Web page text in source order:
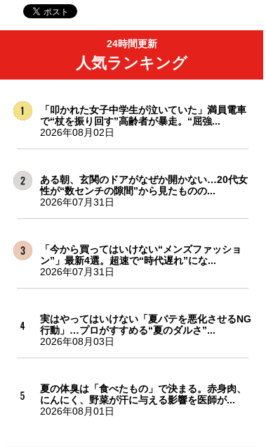
24時間更新
人気ランキング
「叩かれた女子中学生が泣いていた」満員電車
で“杖を振り回す”高齢者が暴走。“屈強...
2026年08月02日
ある朝、玄関のドアがなぜか開かない…20代女
性が“数センチの隙間”から見たものの...
2026年07月31日
「今から買ってはいけない“メンズファッショ
ン”」最新4選。超速で“時代遅れ”にな...
2026年07月31日
実はやってはいけない「夏バテを悪化させるNG
行動」…プロがすすめる“夏のダルさ”...
2026年08月03日
夏の体臭は「食べたもの」で決まる。赤身肉、
にんにく、野菜が汗に与える影響を医師が...
2026年08月01日